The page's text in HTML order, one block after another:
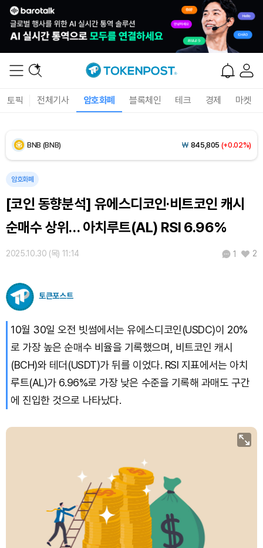
토픽 전체기사 암호화폐 블록체인 테크 경제 마켓
Dogecoin (DOGE) ₩ 98.72(-0.43%)
BNB (BNB) ₩ 845,805 (+0.02%)
USDC (USDC)
XRP (XRP) ₩1,466(-1.66%)
Solana (SOL) ₩103,448(-1.18%)
Hyperliquid (HYPE)
Bitcoin (BTC) ₩ 91,594,942(-0.32%)
암호화폐
[코인 동향분석] 유에스디코인·비트코인 캐시
순매수 상위… 아치루트(AL) RSI 6.96%
2025.10.30 (목) 11:14 1 2
토큰포스트
10월 30일 오전 빗썸에서는 유에스디코인(USDC)이 20%
로 가장 높은 순매수 비율을 기록했으며, 비트코인 캐시
(BCH)와 테더(USDT)가 뒤를 이었다. RSI 지표에서는 아치
루트(AL)가 6.96%로 가장 낮은 수준을 기록해 과매도 구간
에 진입한 것으로 나타났다.